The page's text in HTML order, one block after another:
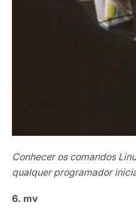
Conhecer os comandos
qualquer programador
6. mv